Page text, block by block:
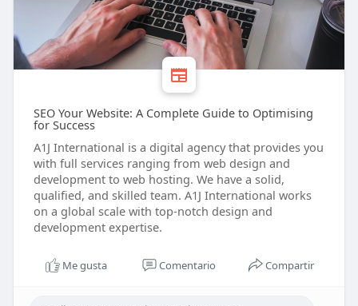
SEO Your Website: A Complete Guide to Optimising
for Success
A1J International is a digital agency that provides you
with full services ranging from web design and
development to web hosting. We have a solid,
qualified, and skilled team. A1J International works
on a global scale with top-notch design and
development expertise.
Me gusta Comentario Compartir